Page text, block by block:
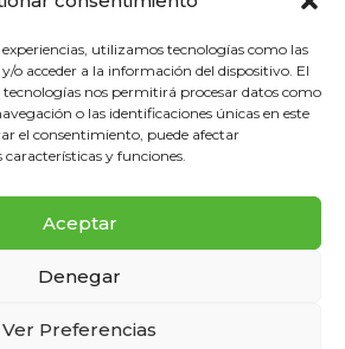
utilizamos tecnologías como las
o acceder a la información del dispositivo. El
nos permitirá procesar datos como
o las identificaciones únicas en este
el consentimiento, puede afectar
y funciones.
Aceptar
Denegar
Ver Preferencias
de privacidad
de Cookies